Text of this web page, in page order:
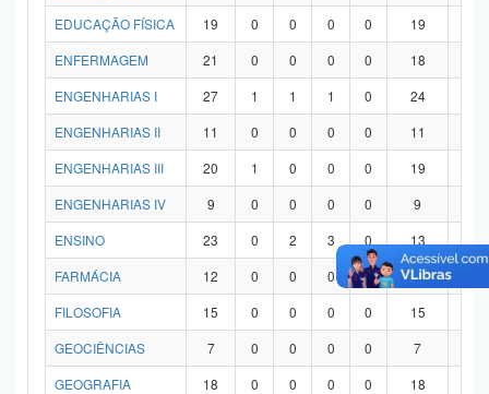
EDUCAÇÃO FÍSICA
19 0 0 0 0 19
ENFERMAGEM
21 0 0 0 0 18
ENGENHARIAS I
27 1 1 1 0 24
ENGENHARIAS II
11 0 0 0 0 11
ENGENHARIAS III
20 1 0 0 0 19
ENGENHARIAS IV
9 0 0 0 0 9
ENSINO
23 0 2 3 0 13
FARMÁCIA
12 0 0 0 0 12
FILOSOFIA
15 0 0 0 0 15
GEOCIÊNCIAS
7 0 0 0 0 7
GEOGRAFIA
18 0 0 0 0 18